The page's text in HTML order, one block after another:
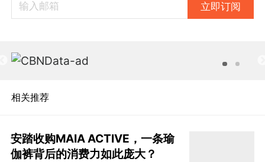
立即订阅
相关推荐
安踏收购MAIA ACTIVE，一条瑜
伽裤背后的消费力如此庞大？